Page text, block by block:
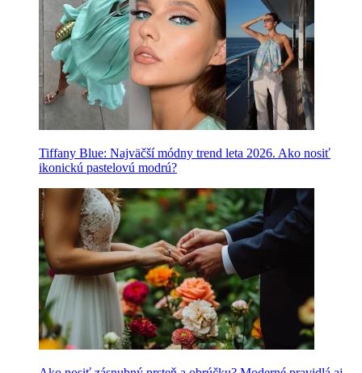
Tiffany Blue: Najväčší módny trend leta 2026. Ako nosiť
ikonickú pastelovú modrú?